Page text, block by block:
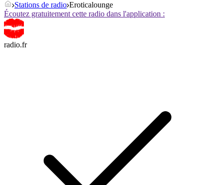
Stations de radio Eroticalounge
Écoutez gratuitement cette radio dans l'application :
radio.fr